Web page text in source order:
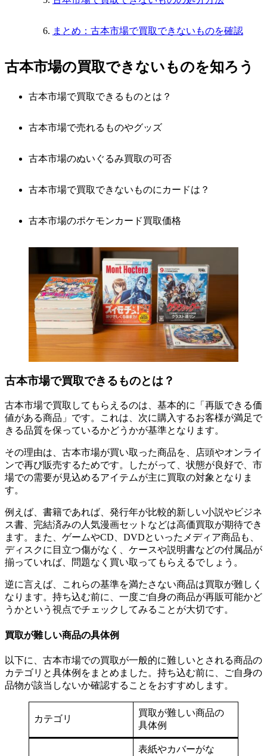
まとめ：古本市場で買取できないものを確認
古本市場の買取できないものを知ろう
古本市場で買取できるものとは？
古本市場で売れるものやグッズ
古本市場のぬいぐるみ買取の可否
古本市場で買取できないものにカードは？
古本市場のポケモンカード買取価格
古本市場で買取できるものとは？
古本市場で買取してもらえるのは、基本的に「再販できる価
値がある商品」です。これは、次に購入するお客様が満足で
きる品質を保っているかどうかが基準となります。
その理由は、古本市場が買い取った商品を、店頭やオンライ
ンで再び販売するためです。したがって、状態が良好で、市
場での需要が見込めるアイテムが主に買取の対象となりま
す。
例えば、書籍であれば、発行年が比較的新しい小説やビジネ
ス書、完結済みの人気漫画セットなどは高価買取が期待でき
ます。また、ゲームやCD、DVDといったメディア商品も、
ディスクに目立つ傷がなく、ケースや説明書などの付属品が
揃っていれば、問題なく買い取ってもらえるでしょう。
逆に言えば、これらの基準を満たさない商品は買取が難しく
なります。持ち込む前に、一度ご自身の商品が再販可能かど
うかという視点でチェックしてみることが大切です。
買取が難しい商品の具体例
以下に、古本市場での買取が一般的に難しいとされる商品の
カテゴリと具体例をまとめました。持ち込む前に、ご自身の
品物が該当しないか確認することをおすすめします。
カテゴリ
買取が難しい商品の
具体例
表紙やカバーがな